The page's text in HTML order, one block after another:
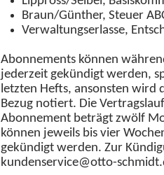
Braun/Günther, Steuer
Verwaltungserlasse,
Abonnements können
jederzeit gekündigt werden,
letzten Hefts, ansonsten wird
Bezug notiert. Die
Abonnement beträgt zwölf
können jeweils bis vier
gekündigt werden. Zur
kundenservice@otto-